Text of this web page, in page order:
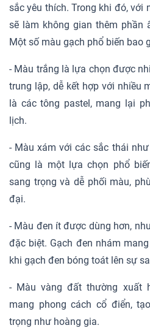
sắc yêu thích. Trong khi đó, với
sẽ làm không gian thêm phần
Một số màu gạch phổ biến bao
- Màu trắng là lựa chọn được
trung lập, dễ kết hợp với nhiều
là các tông pastel, mang lại
lịch.
- Màu xám với các sắc thái
cũng là một lựa chọn phổ
sang trọng và dễ phối màu,
đại.
- Màu đen ít được dùng hơn,
đặc biệt. Gạch đen nhám
khi gạch đen bóng toát lên sự
- Màu vàng đất thường xuất
mang phong cách cổ điển,
trọng như hoàng gia.